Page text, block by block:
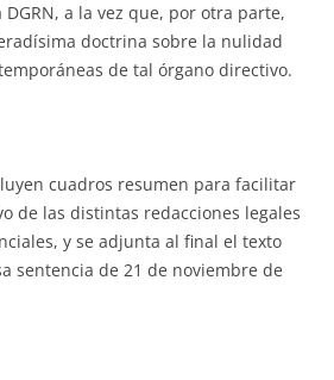
a la vez que, por otra parte,
doctrina sobre la nulidad
de tal órgano directivo.
cuadros resumen para facilitar
de las distintas redacciones legales
y se adjunta al final el texto
sentencia de 21 de noviembre de